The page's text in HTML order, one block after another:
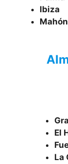
Ibiza
Mahón
El
La